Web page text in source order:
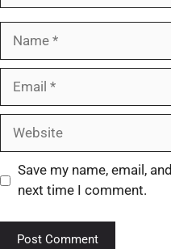
Save my name, email,
next time I comment.